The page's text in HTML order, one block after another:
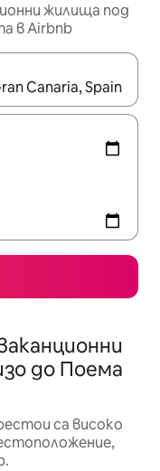
жилища под
в Airbnb
до Поема
са високо